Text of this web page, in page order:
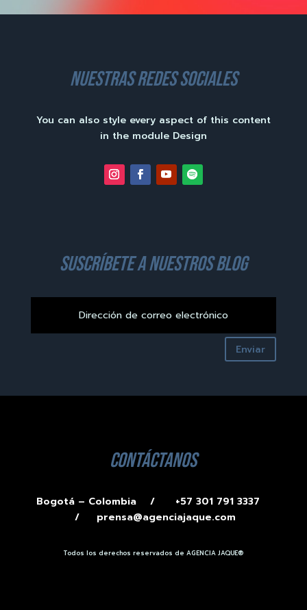
nuestras redes sociales
You can also style every aspect of this content
in the module Design
suscríbete a nuestros blog
Enviar
contáctanos
Bogotá – Colombia /
+57 301 791 3337
/ prensa@agenciajaque.com
Todos los derechos reservados de AGENCIA JAQUE®